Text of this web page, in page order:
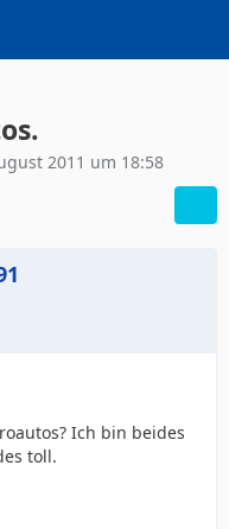
2011 um 18:58
Ich bin beides
toll.